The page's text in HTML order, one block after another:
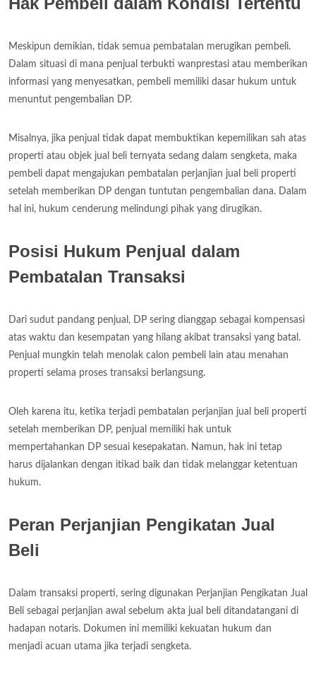
Meskipun demikian, tidak semua pembatalan merugikan pembeli.
Dalam situasi di mana penjual terbukti wanprestasi atau memberikan
informasi yang menyesatkan, pembeli memiliki dasar hukum untuk
menuntut pengembalian DP.
Misalnya, jika penjual tidak dapat membuktikan kepemilikan sah atas
properti atau objek jual beli ternyata sedang dalam sengketa, maka
pembeli dapat mengajukan pembatalan perjanjian jual beli properti
setelah memberikan DP dengan tuntutan pengembalian dana. Dalam
hal ini, hukum cenderung melindungi pihak yang dirugikan.
Posisi Hukum Penjual dalam
Pembatalan Transaksi
Dari sudut pandang penjual, DP sering dianggap sebagai kompensasi
atas waktu dan kesempatan yang hilang akibat transaksi yang batal.
Penjual mungkin telah menolak calon pembeli lain atau menahan
properti selama proses transaksi berlangsung.
Oleh karena itu, ketika terjadi pembatalan perjanjian jual beli properti
setelah memberikan DP, penjual memiliki hak untuk
mempertahankan DP sesuai kesepakatan. Namun, hak ini tetap
harus dijalankan dengan itikad baik dan tidak melanggar ketentuan
hukum.
Peran Perjanjian Pengikatan Jual
Beli
Dalam transaksi properti, sering digunakan Perjanjian Pengikatan Jual
Beli sebagai perjanjian awal sebelum akta jual beli ditandatangani di
hadapan notaris. Dokumen ini memiliki kekuatan hukum dan
menjadi acuan utama jika terjadi sengketa.